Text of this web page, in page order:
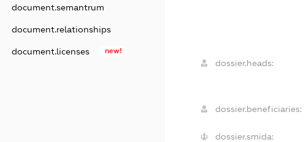
document.semantrum
document.relationships
document.licenses new!
dossier.heads:
dossier.beneficiaries:
dossier.smida: